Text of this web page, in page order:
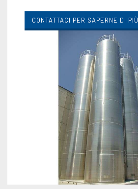
CONTATTACI PER SAPERNE DI PIÙ